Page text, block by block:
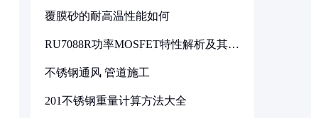
覆膜砂的耐高温性能如何
RU7088R功率MOSFET特性解析及其在
不锈钢通风 管道施工
201不锈钢重量计算方法大全